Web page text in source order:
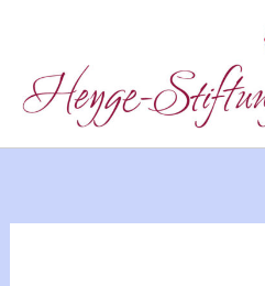
springen